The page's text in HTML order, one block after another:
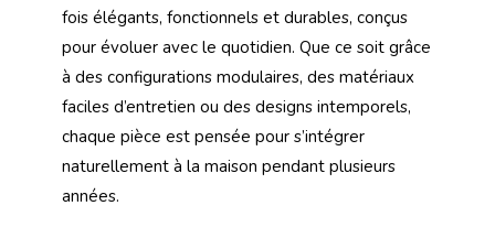
fois élégants, fonctionnels et durables, conçus
pour évoluer avec le quotidien. Que ce soit grâce
à des configurations modulaires, des matériaux
faciles d’entretien ou des designs intemporels,
chaque pièce est pensée pour s’intégrer
naturellement à la maison pendant plusieurs
années.